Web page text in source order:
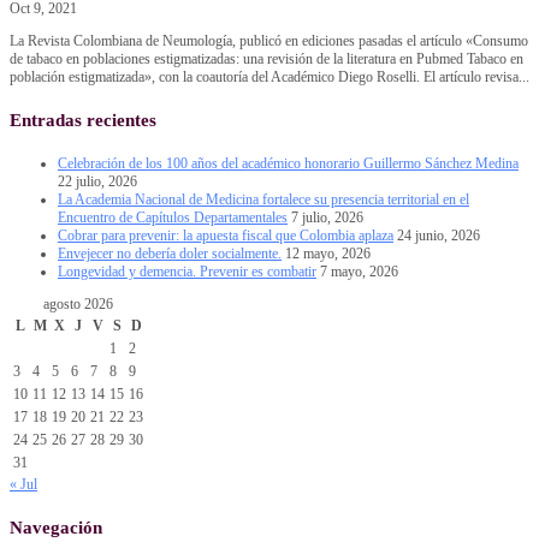
Oct 9, 2021
La Revista Colombiana de Neumología, publicó en ediciones pasadas el artículo «Consumo
de tabaco en poblaciones estigmatizadas: una revisión de la literatura en Pubmed Tabaco en
población estigmatizada», con la coautoría del Académico Diego Roselli. El artículo revisa...
Entradas recientes
Celebración de los 100 años del académico honorario Guillermo Sánchez Medina
22 julio, 2026
La Academia Nacional de Medicina fortalece su presencia territorial en el
Encuentro de Capítulos Departamentales 7 julio, 2026
Cobrar para prevenir: la apuesta fiscal que Colombia aplaza 24 junio, 2026
Envejecer no debería doler socialmente. 12 mayo, 2026
Longevidad y demencia. Prevenir es combatir 7 mayo, 2026
agosto 2026
L M X J V S
D
1
2
3
4 5 6 7 8
9
10 11 12 13 14 15 16
17 18 19 20 21 22 23
24 25 26 27 28 29 30
31
« Jul
Navegación